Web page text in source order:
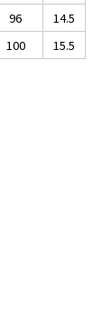
96
14.5
100 15.5